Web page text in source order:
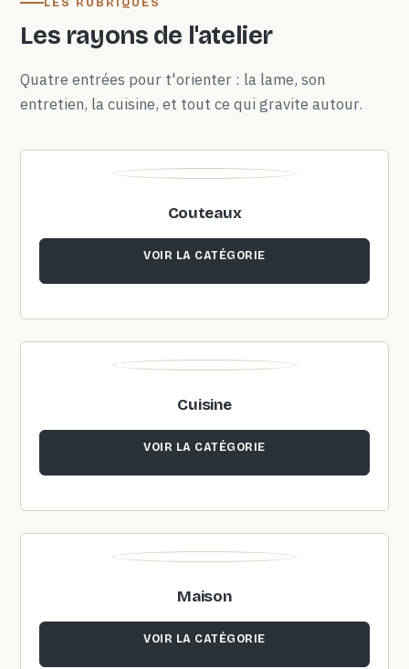
Les rayons de l'atelier
Quatre entrées pour t'orienter : la lame, son
entretien, la cuisine, et tout ce qui gravite autour.
Couteaux
VOIR LA CATÉGORIE
Cuisine
VOIR LA CATÉGORIE
Maison
VOIR LA CATÉGORIE